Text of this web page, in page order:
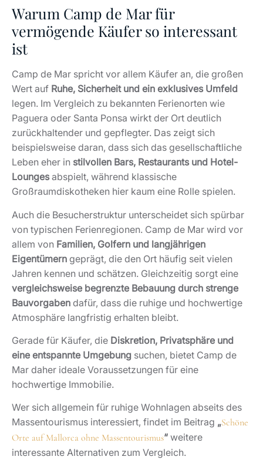
Warum Camp de Mar für
vermögende Käufer so interessant
ist
Camp de Mar spricht vor allem Käufer an, die großen
Wert auf Ruhe, Sicherheit und ein exklusives Umfeld
legen. Im Vergleich zu bekannten Ferienorten wie
Paguera oder Santa Ponsa wirkt der Ort deutlich
zurückhaltender und gepflegter. Das zeigt sich
beispielsweise daran, dass sich das gesellschaftliche
Leben eher in stilvollen Bars, Restaurants und Hotel-
Loungesabspielt, während klassische
Großraumdiskotheken hier kaum eine Rolle spielen.
Auch die Besucherstruktur unterscheidet sich spürbar
von typischen Ferienregionen. Camp de Mar wird vor
allem von Familien, Golfern und langjährigen
Eigentümern geprägt, die den Ort häufig seit vielen
Jahren kennen und schätzen. Gleichzeitig sorgt eine
vergleichsweise begrenzte Bebauung durch strenge
Bauvorgaben dafür, dass die ruhige und hochwertige
Atmosphäre langfristig erhalten bleibt.
Gerade für Käufer, die Diskretion, Privatsphäre und
eine entspannte Umgebung suchen, bietet Camp de
Mar daher ideale Voraussetzungen für eine
hochwertige Immobilie.
Wer sich allgemein für ruhige Wohnlagen abseits des
Massentourismus interessiert, findet im Beitrag „Schöne
Orte auf Mallorca ohne Massentourismus“ weitere
interessante Alternativen zum Vergleich.